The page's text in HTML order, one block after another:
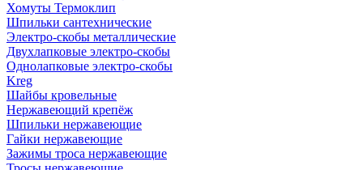
Хомуты Термоклип
Шпильки сантехнические
Электро-скобы металлические
Двухлапковые электро-скобы
Однолапковые электро-скобы
Kreg
Шайбы кровельные
Нержавеющий крепёж
Шпильки нержавеющие
Гайки нержавеющие
Зажимы троса нержавеющие